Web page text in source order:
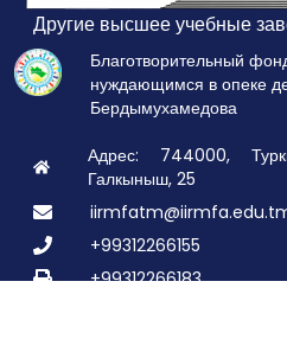
Другие высшее учебные
Благотворительный
нуждающимся в опеке
Бердымухамедова
Адрес: 744000,
Галкыныш, 25
+99312266155
+99312266183